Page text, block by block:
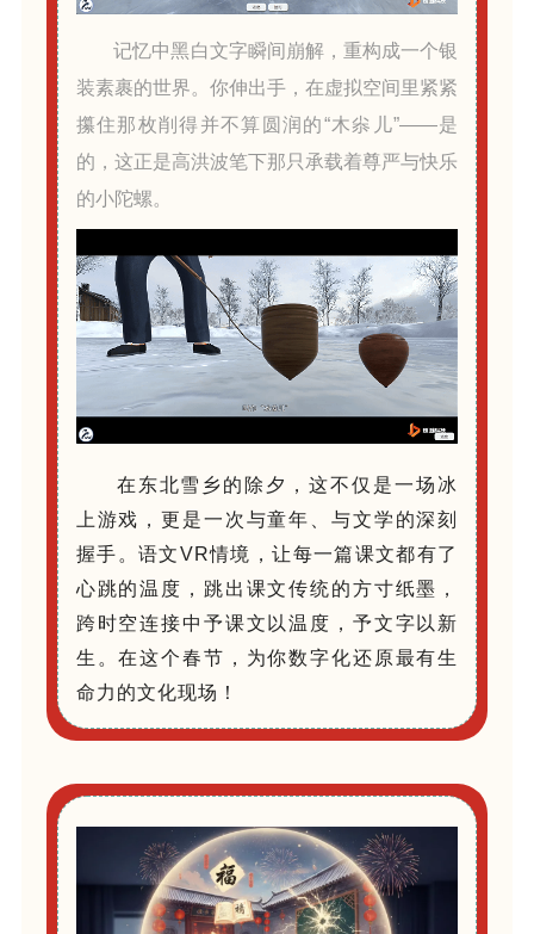
记忆中黑白文字瞬间崩解，重构成一个银
装素裹的世界。你伸出手，在虚拟空间里紧紧
攥住那枚削得并不算圆润的“木尜儿”——是
的，这正是高洪波笔下那只承载着尊严与快乐
的小陀螺。
在东北雪乡的除夕，这不仅是一场冰
上游戏，更是一次与童年、与文学的深刻
握手。语文VR情境，让每一篇课文都有了
心跳的温度，跳出课文传统的方寸纸墨，
跨时空连接中予课文以温度，予文字以新
生。在这个春节，为你数字化还原最有生
命力的文化现场！